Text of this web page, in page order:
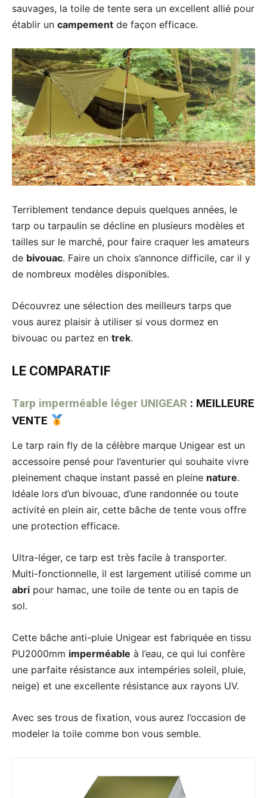
sauvages, la toile de tente sera un excellent allié pour
établir un campement de façon efficace.
Terriblement tendance depuis quelques années, le
tarp ou tarpaulin se décline en plusieurs modèles et
tailles sur le marché, pour faire craquer les amateurs
de bivouac. Faire un choix s’annonce difficile, car il y
de nombreux modèles disponibles.
Découvrez une sélection des meilleurs tarps que
vous aurez plaisir à utiliser si vous dormez en
bivouac ou partez en trek.
LE COMPARATIF
Tarp imperméable léger UNIGEAR : MEILLEURE
VENTE
Le tarp rain fly de la célèbre marque Unigear est un
accessoire pensé pour l’aventurier qui souhaite vivre
pleinement chaque instant passé en pleine nature.
Idéale lors d’un bivouac, d’une randonnée ou toute
activité en plein air, cette bâche de tente vous offre
une protection efficace.
Ultra-léger, ce tarp est très facile à transporter.
Multi-fonctionnelle, il est largement utilisé comme un
abri pour hamac, une toile de tente ou en tapis de
sol.
Cette bâche anti-pluie Unigear est fabriquée en tissu
PU2000mm imperméable à l’eau, ce qui lui confère
une parfaite résistance aux intempéries soleil, pluie,
neige) et une excellente résistance aux rayons UV.
Avec ses trous de fixation, vous aurez l’occasion de
modeler la toile comme bon vous semble.